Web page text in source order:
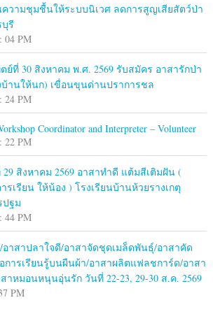
วามชุมชื้นให้ระบบนิเวศ ลดการสูญเสียสัตว์ป่า
รี
04 PM
ย์ที่ 30 สิงหาคม พ.ศ. 2569 รับสมัคร อาสารักป่า
านให้นก) เขื่อนขุนด่านปราการชล
24 PM
Coordinator and Interpreter – Volunteer
22 PM
สิงหาคม 2569 อาสาทำดี แต้มสีเติมฝัน (
เรียน ให้น้อง ) โรงเรียนบ้านห้วยรางเกตุ
ปฐม
44 PM
าสาปลาใจดี/อาสาจัดชุดเมล็ดพันธุ์/อาสาคัด
การเรียนรู้บนผืนผ้า/อาสาผลิตแฟลชการ์ด/อาสา
าหมอนหนุนอุ่นรัก วันที่ 22-23, 29-30 ส.ค. 2569
PM